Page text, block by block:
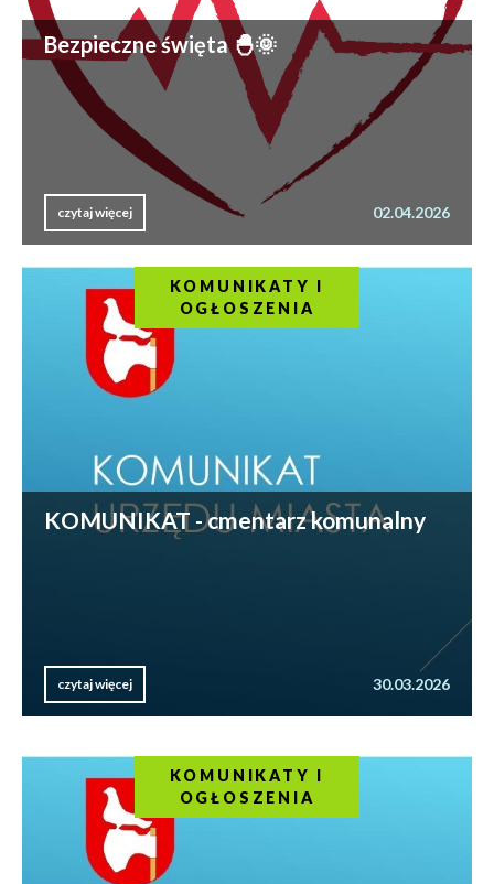
Bezpieczne święta 🐣🌞
czytaj więcej 02.04.2026
KOMUNIKATY I
OGŁOSZENIA
KOMUNIKAT - cmentarz komunalny
czytaj więcej 30.03.2026
KOMUNIKATY I
OGŁOSZENIA